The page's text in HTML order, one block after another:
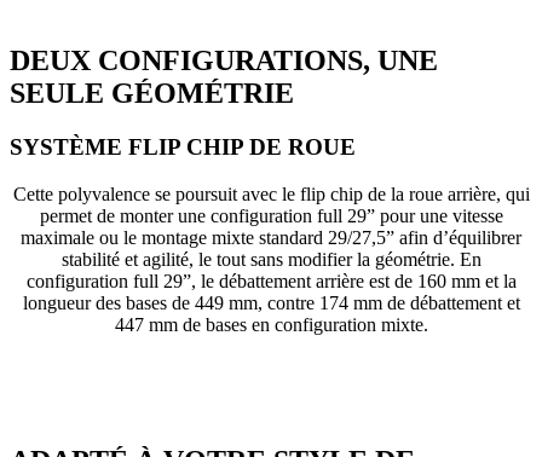
DEUX CONFIGURATIONS, UNE
SEULE GÉOMÉTRIE
SYSTÈME FLIP CHIP DE ROUE
Cette polyvalence se poursuit avec le flip chip de la roue arrière, qui
permet de monter une configuration full 29” pour une vitesse
maximale ou le montage mixte standard 29/27,5” afin d’équilibrer
stabilité et agilité, le tout sans modifier la géométrie. En
configuration full 29”, le débattement arrière est de 160 mm et la
longueur des bases de 449 mm, contre 174 mm de débattement et
447 mm de bases en configuration mixte.